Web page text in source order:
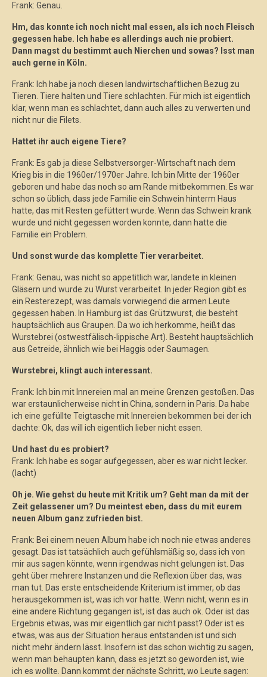
Frank: Genau.
Hm, das konnte ich noch nicht mal essen, als ich noch Fleisch
gegessen habe. Ich habe es allerdings auch nie probiert.
Dann magst du bestimmt auch Nierchen und sowas? Isst man
auch gerne in Köln.
Frank: Ich habe ja noch diesen landwirtschaftlichen Bezug zu
Tieren. Tiere halten und Tiere schlachten. Für mich ist eigentlich
klar, wenn man es schlachtet, dann auch alles zu verwerten und
nicht nur die Filets.
Hattet ihr auch eigene Tiere?
Frank: Es gab ja diese Selbstversorger-Wirtschaft nach dem
Krieg bis in die 1960er/1970er Jahre. Ich bin Mitte der 1960er
geboren und habe das noch so am Rande mitbekommen. Es war
schon so üblich, dass jede Familie ein Schwein hinterm Haus
hatte, das mit Resten gefüttert wurde. Wenn das Schwein krank
wurde und nicht gegessen worden konnte, dann hatte die
Familie ein Problem.
Und sonst wurde das komplette Tier verarbeitet.
Frank: Genau, was nicht so appetitlich war, landete in kleinen
Gläsern und wurde zu Wurst verarbeitet. In jeder Region gibt es
ein Resterezept, was damals vorwiegend die armen Leute
gegessen haben. In Hamburg ist das Grützwurst, die besteht
hauptsächlich aus Graupen. Da wo ich herkomme, heißt das
Wurstebrei (ostwestfälisch-lippische Art). Besteht hauptsächlich
aus Getreide, ähnlich wie bei Haggis oder Saumagen.
Wurstebrei, klingt auch interessant.
Frank: Ich bin mit Innereien mal an meine Grenzen gestoßen. Das
war erstaunlicherweise nicht in China, sondern in Paris. Da habe
ich eine gefüllte Teigtasche mit Innereien bekommen bei der ich
dachte: Ok, das will ich eigentlich lieber nicht essen.
Und hast du es probiert?
Frank: Ich habe es sogar aufgegessen, aber es war nicht lecker.
(lacht)
Oh je. Wie gehst du heute mit Kritik um? Geht man da mit der
Zeit gelassener um? Du meintest eben, dass du mit eurem
neuen Album ganz zufrieden bist.
Frank: Bei einem neuen Album habe ich noch nie etwas anderes
gesagt. Das ist tatsächlich auch gefühlsmäßig so, dass ich von
mir aus sagen könnte, wenn irgendwas nicht gelungen ist. Das
geht über mehrere Instanzen und die Reflexion über das, was
man tut. Das erste entscheidende Kriterium ist immer, ob das
herausgekommen ist, was ich vor hatte. Wenn nicht, wenn es in
eine andere Richtung gegangen ist, ist das auch ok. Oder ist das
Ergebnis etwas, was mir eigentlich gar nicht passt? Oder ist es
etwas, was aus der Situation heraus entstanden ist und sich
nicht mehr ändern lässt. Insofern ist das schon wichtig zu sagen,
wenn man behaupten kann, dass es jetzt so geworden ist, wie
ich es wollte. Dann kommt der nächste Schritt, wo Leute sagen: